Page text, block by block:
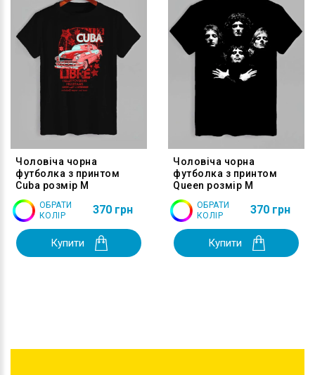
Чоловіча чорна
футболка з принтом
Cuba розмір M
ОБРАТИ
КОЛІР
370 грн
Купити
Чоловіча чорна
футболка з принтом
Queen розмір M
ОБРАТИ
КОЛІР
370 грн
Купити